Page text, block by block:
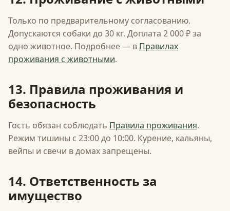
Только по предварительному согласованию.
Допускаются собаки до 30 кг. Доплата 2 000 ₽ за
одно животное. Подробнее — в Правилах
проживания с животными.
13. Правила проживания и
безопасность
Гость обязан соблюдать Правила проживания.
Режим тишины с 23:00 до 10:00. Курение, кальяны,
вейпы и свечи в домах запрещены.
14. Ответственность за
имущество